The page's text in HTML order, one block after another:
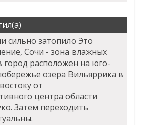
сильно затопило Это
Сочи - зона влажных
город расположен на юго-
озера Вильяррика в
от
центра области
Затем переходить